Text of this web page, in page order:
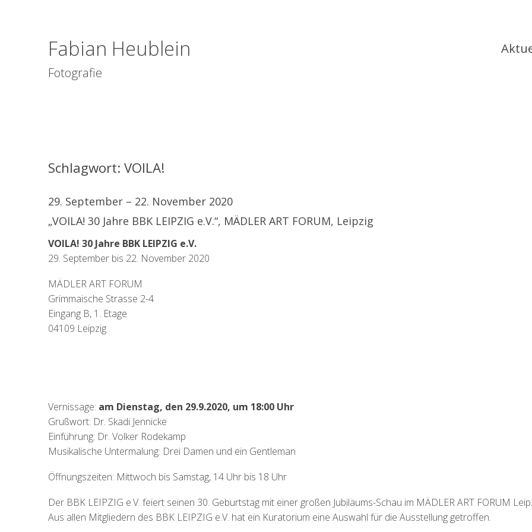
Fabian Heublein
Fotografie
Schlagwort: VOILA!
29. September – 22. November 2020
„VOILA! 30 Jahre BBK LEIPZIG e.V.“, MÄDLER ART FORUM, Leipzig
VOILA! 30 Jahre BBK LEIPZIG e.V.
29. September bis 22. November 2020
MÄDLER ART FORUM
Grimmaische Strasse 2-4
Eingang B, 1. Etage
04109 Leipzig
Vernissage: am Dienstag, den 29.9.2020, um 18:00 Uhr
Grußwort: Dr. Skadi Jennicke
Einführung: Dr. Volker Rodekamp
Musikalische Untermalung: Drei Damen und ein Gentleman
Öffnungszeiten: Mittwoch bis Samstag, 14 Uhr bis 18 Uhr
Der BBK LEIPZIG e.V. feiert seinen 30. Geburtstag mit einer großen Jubiläums-Schau im MÄDLER ART FORUM
Aus allen Mitgliedern des BBK LEIPZIG e.V. hat ein Kuratorium eine Auswahl für die Ausstellung getroffen.